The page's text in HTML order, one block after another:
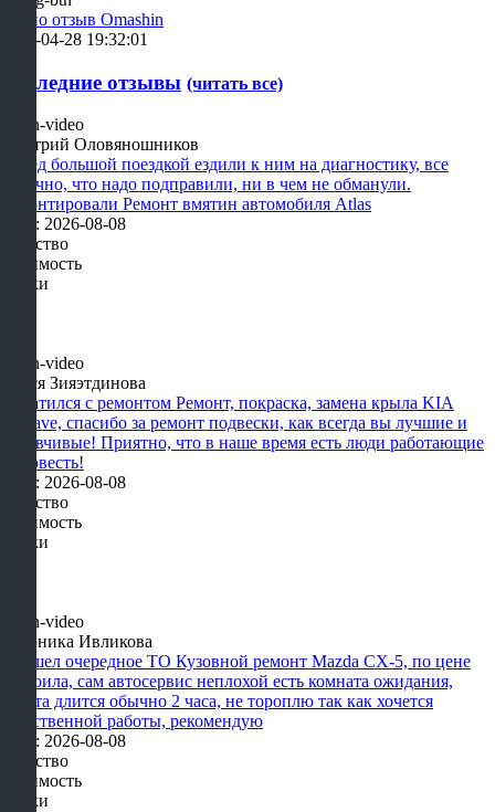
Аудио отзыв Omashin
2019-04-28 19:32:01
Последние отзывы (читать все)
Дмитрий Оловяношников
Перед большой поездкой ездили к ним на диагностику, все
отлично, что надо подправили, ни в чем не обманули.
Ремонтировали Ремонт вмятин автомобиля Atlas
Дата: 2026-08-08
Качество
Стоимость
Сроки
Олеся Зияэтдинова
Обратился с ремонтом Ремонт, покраска, замена крыла KIA
Mohave, спасибо за ремонт подвески, как всегда вы лучшие и
отзывчивые! Приятно, что в наше время есть люди работающие
на совесть!
Дата: 2026-08-08
Качество
Стоимость
Сроки
Вероника Ивликова
Прошел очередное ТО Кузовной ремонт Mazda CX-5, по цене
устроила, сам автосервис неплохой есть комната ожидания,
работа длится обычно 2 часа, не тороплю так как хочется
качественной работы, рекомендую
Дата: 2026-08-08
Качество
Стоимость
Сроки